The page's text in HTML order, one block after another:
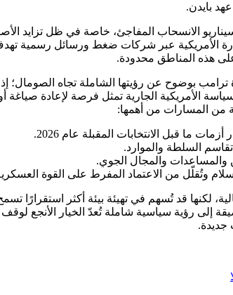
بايدن.
الانسحاب المفاجئ، خاصة في ظل تزايد
الأمريكية عبر شركات ضغط ورسائل رسمية
على هذه المناطق محدودة.
ترامب بوضوح عن رؤيتها الشاملة تجاه
الأمريكية الجارية تمثل فرصة لإعادة صياغة
من المسارات من أهمها:
ما قبل الانتخابات المقبلة عام 2026.
السلطة والموارد.
والمساعدات والمجال الجوي.
وتُقلّل من الاعتماد المفرط على القوة
لكنها قد تُسهم في تهيئة بيئة أكثر
إلى رؤية سياسية شاملة تُعدّ الخيار الأنجع
جديدة.